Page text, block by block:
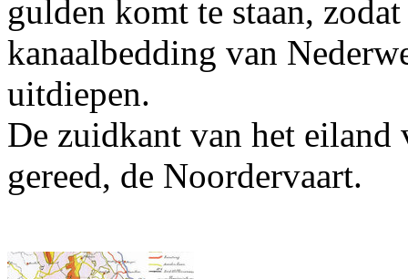
gulden komt te staan,
kanaalbedding van
uitdiepen.
De zuidkant van het eiland
gereed, de Noordervaart.